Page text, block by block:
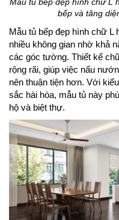
Mẫu tủ bếp đẹp hình chữ L
bếp và tăng
Mẫu tủ bếp đẹp hình chữ
nhiều không gian nhờ khả
các góc tường. Thiết kế